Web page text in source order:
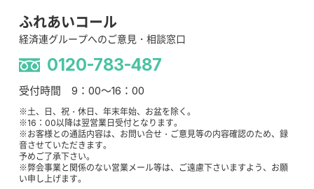
ふれあいコール
経済連グループへのご意見・相談窓口
0120-783-487
受付時間 9：00～16：00
※土、日、祝・休日、年末年始、お盆を除く。
※16：00以降は翌営業日受付となります。
※お客様との通話内容は、お問い合せ・ご意見等の内容確認のため、録
音させていただきます。
予めご了承下さい。
※弊会事業と関係のない営業メール等は、ご遠慮下さいますよう、お願
い申し上げます。